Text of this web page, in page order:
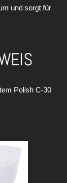
und sorgt für
Polish C-30